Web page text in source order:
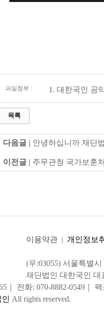
파일첨부 : 1. 대한국인 공
목록
다음글 | 안녕하십니까 재단
이전글 | 주무관청 국가보훈
이용약관 | 개인정보
(우:03055) 서울특별
재단법인 대한국인 대
｜ 전화: 070-8882-0549｜ 팩
All rights reserved.